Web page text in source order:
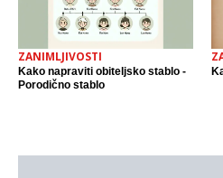
ZANIMLJIVOSTI
Kako napraviti obiteljsko stablo -
Porodično stablo